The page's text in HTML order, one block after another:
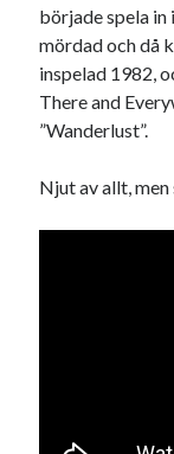
började spela in
mördad och då
inspelad 1982,
There and
”Wanderlust”.
Njut av allt,